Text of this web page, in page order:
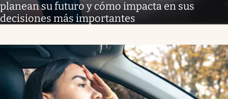
planean su futuro y cómo impacta en sus
decisiones más importantes